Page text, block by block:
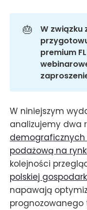
🎂
W związku
premium
W niniejszym
analizujemy dwa
demograficznych
podażową na
kolejności
polskiej
napawają
prognozowanego